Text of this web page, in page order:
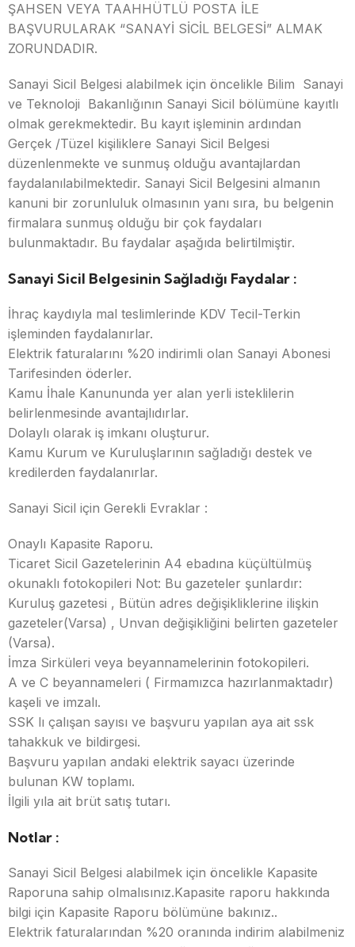
ŞAHSEN VEYA TAAHHÜTLÜ POSTA İLE
BAŞVURULARAK “SANAYİ SİCİL BELGESİ” ALMAK
ZORUNDADIR.
Sanayi Sicil Belgesi alabilmek için öncelikle Bilim Sanayi
ve Teknoloji Bakanlığının Sanayi Sicil bölümüne kayıtlı
olmak gerekmektedir. Bu kayıt işleminin ardından
Gerçek /Tüzel kişiliklere Sanayi Sicil Belgesi
düzenlenmekte ve sunmuş olduğu avantajlardan
faydalanılabilmektedir. Sanayi Sicil Belgesini almanın
kanuni bir zorunluluk olmasının yanı sıra, bu belgenin
firmalara sunmuş olduğu bir çok faydaları
bulunmaktadır. Bu faydalar aşağıda belirtilmiştir.
Sanayi Sicil Belgesinin Sağladığı Faydalar :
İhraç kaydıyla mal teslimlerinde KDV Tecil-Terkin
işleminden faydalanırlar.
Elektrik faturalarını %20 indirimli olan Sanayi Abonesi
Tarifesinden öderler.
Kamu İhale Kanununda yer alan yerli isteklilerin
belirlenmesinde avantajlıdırlar.
Dolaylı olarak iş imkanı oluşturur.
Kamu Kurum ve Kuruluşlarının sağladığı destek ve
kredilerden faydalanırlar.
Sanayi Sicil için Gerekli Evraklar :
Onaylı Kapasite Raporu.
Ticaret Sicil Gazetelerinin A4 ebadına küçültülmüş
okunaklı fotokopileri Not: Bu gazeteler şunlardır:
Kuruluş gazetesi , Bütün adres değişikliklerine ilişkin
gazeteler(Varsa) , Unvan değişikliğini belirten gazeteler
(Varsa).
İmza Sirküleri veya beyannamelerinin fotokopileri.
A ve C beyannameleri ( Firmamızca hazırlanmaktadır)
kaşeli ve imzalı.
SSK lı çalışan sayısı ve başvuru yapılan aya ait ssk
tahakkuk ve bildirgesi.
Başvuru yapılan andaki elektrik sayacı üzerinde
bulunan KW toplamı.
İlgili yıla ait brüt satış tutarı.
Notlar :
Sanayi Sicil Belgesi alabilmek için öncelikle Kapasite
Raporuna sahip olmalısınız.Kapasite raporu hakkında
bilgi için Kapasite Raporu bölümüne bakınız..
Elektrik faturalarından %20 oranında indirim alabilmeniz